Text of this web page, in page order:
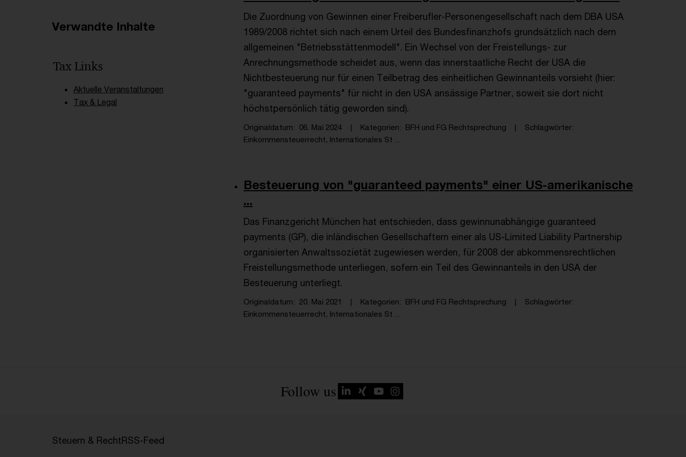
Die Zuordnung von Gewinnen einer Freiberufler-Personengesellschaft nach dem DBA USA
1989/2008 richtet sich nach einem Urteil des Bundesfinanzhofs grundsätzlich nach dem
allgemeinen "Betriebsstättenmodell". Ein Wechsel von der Freistellungs- zur
Anrechnungsmethode scheidet aus, wenn das innerstaatliche Recht der USA die
Nichtbesteuerung nur für einen Teilbetrag des einheitlichen Gewinnanteils vorsieht (hier:
"guaranteed payments" für nicht in den USA ansässige Partner, soweit sie dort nicht
höchstpersönlich tätig geworden sind).
Originaldatum 06. Mai 2024 Kategorien BFH und FG Rechtsprechung
Schlagwörter
Einkommensteuerrecht, Internationales St ...
Besteuerung von "guaranteed payments" einer US-amerikanische
...
Das Finanzgericht München hat entschieden, dass gewinnunabhängige guaranteed
payments (GP), die inländischen Gesellschaftern einer als US-Limited Liability Partnership
organisierten Anwaltssozietät zugewiesen werden, für 2008 der abkommensrechtlichen
Freistellungsmethode unterliegen, sofern ein Teil des Gewinnanteils in den USA der
Besteuerung unterliegt.
Originaldatum 20. Mai 2021 Kategorien BFH und FG Rechtsprechung
Schlagwörter
Einkommensteuerrecht, Internationales St ...
Verwandte Inhalte
Tax Links
Aktuelle Veranstaltungen
Tax & Legal
Follow us
Steuern & RechtRSS-Feed